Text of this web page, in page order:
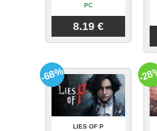
PC
8.19 €
LIES OF P
-68% -